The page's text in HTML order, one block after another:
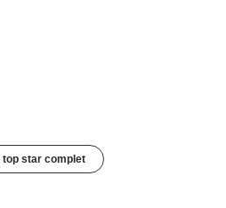
top star complet